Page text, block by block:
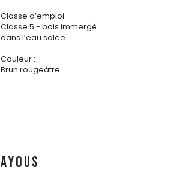
Classe d’emploi :
Classe 5 - bois immergé
dans l’eau salée
Couleur :
Brun rougeâtre.
AYOUS